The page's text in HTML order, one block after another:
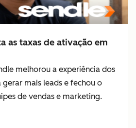
as taxas de ativação em
melhorou a experiência dos
gerar mais leads e fechou o
de vendas e marketing.